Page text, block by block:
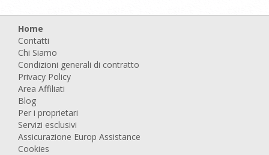
Home
Contatti
Chi Siamo
Condizioni generali di contratto
Privacy Policy
Area Affiliati
Blog
Per i proprietari
Servizi esclusivi
Assicurazione Europ Assistance
Cookies